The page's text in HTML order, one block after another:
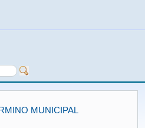
MUNICIPAL